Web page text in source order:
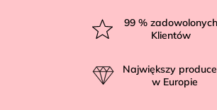
99 % zadowolonych
Klientów
Największy
w Europie